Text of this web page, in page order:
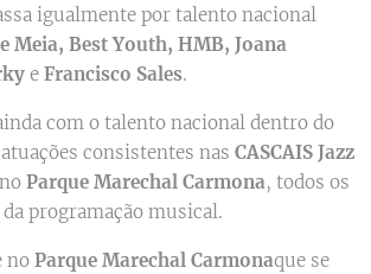
igualmente por talento nacional
Meia, Best Youth, HMB, Joana
e Francisco Sales.
com o talento nacional dentro do
consistentes nas CASCAIS Jazz
Parque Marechal Carmona, todos os
programação musical.
no Parque Marechal Carmonaque se